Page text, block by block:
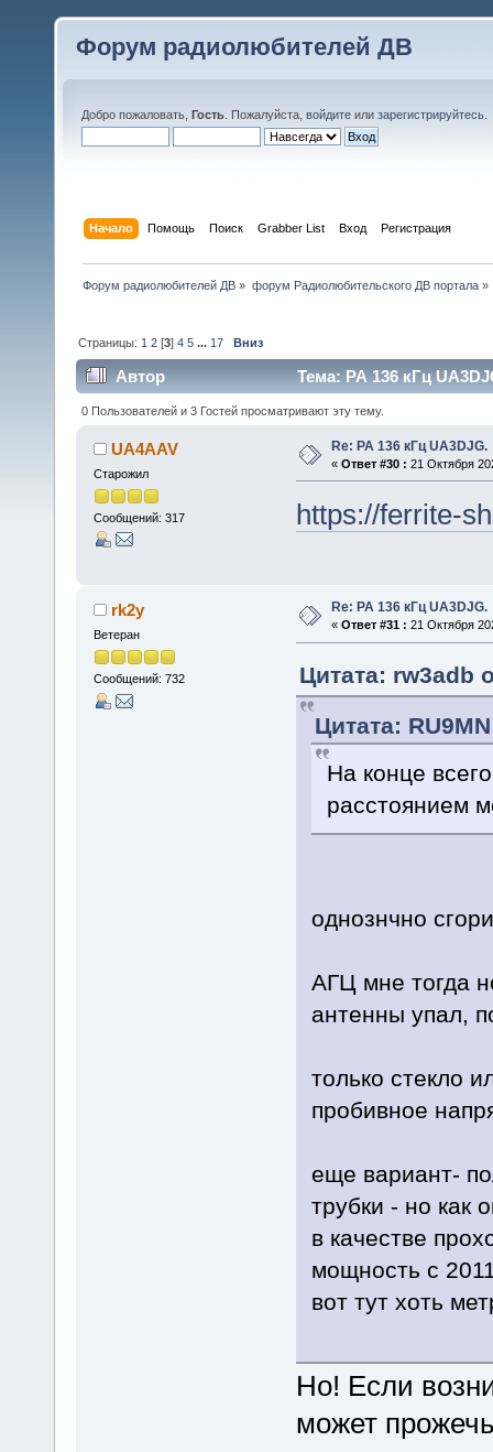
Форум радиолюбителей ДВ
Добро пожаловать, Гость . Пожалуйста, войдите или зарегистрируйтесь
Начало Помощь Поиск Grabber List Вход Регистрация
Форум радиолюбителей ДВ » форум Радиолюбительского ДВ портала»
Страницы: 1 2 [3]4 5 ... 17 Вниз
Автор Тема: РА 136 кГц
0 Пользователей и 3 Гостей просматривают эту тему.
UA4AAV
Старожил
Сообщений: 317
Re: РА 136 кГц UA3DJG.
« Ответ #30 : 21 Октября
https://ferrite-
rk2y
Ветеран
Сообщений: 732
Re: РА 136 кГц UA3DJG.
« Ответ #31 : 21 Октября
Цитата: rw3adb
Цитата:
На конце
расстоянием
однознчно
АГЦ мне тогда
антенны упал,
только стекло
пробивное
еще вариант-
трубки - но как
в качестве
мощность с
вот тут хоть
Но! Если
может